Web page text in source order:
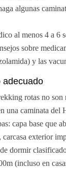
algunas
al menos 4 a 6
sobre
y las
adecuado
rotas no son
una caminata del
capa base que
carcasa exterior
dormir
(incluso en